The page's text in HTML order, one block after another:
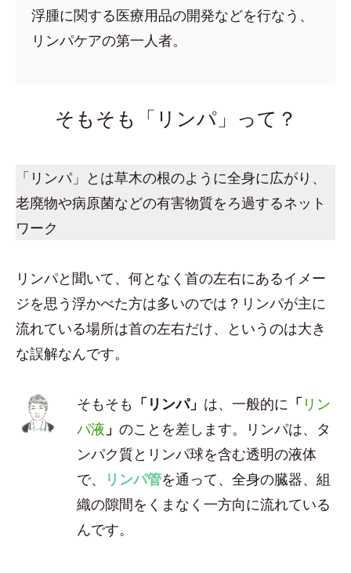
浮腫に関する医療用品の開発などを行なう、
リンパケアの第一人者。
そもそも「リンパ」って？
「リンパ」とは草木の根のように全身に広がり、
老廃物や病原菌などの有害物質をろ過するネット
ワーク
リンパと聞いて、何となく首の左右にあるイメー
ジを思う浮かべた方は多いのでは？リンパが主に
流れている場所は首の左右だけ、というのは大き
な誤解なんです。
そもそも 「リンパ」 は、一般的に 「 リン
パ液 」のことを差します。リンパは、タ
ンパク質とリンパ球を含む透明の液体
で、
リンパ管を通って、全身の臓器、組
織の隙間をくまなく一方向に流れている
んです。